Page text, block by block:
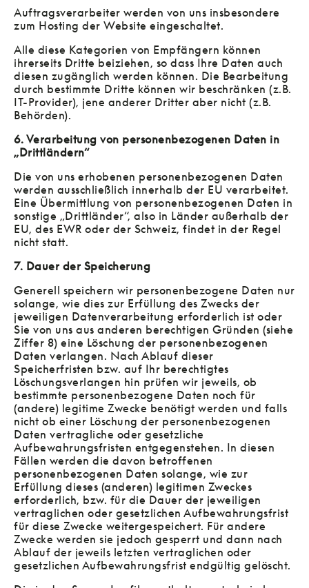
Auftragsverarbeiter werden von uns insbesondere
zum Hosting der Website eingeschaltet.
Alle diese Kategorien von Empfängern können
ihrerseits Dritte beiziehen, so dass Ihre Daten auch
diesen zugänglich werden können. Die Bearbeitung
durch bestimmte Dritte können wir beschränken (z.B.
IT-Provider), jene anderer Dritter aber nicht (z.B.
Behörden).
6. Verarbeitung von personenbezogenen Daten in
„Drittländern“
Die von uns erhobenen personenbezogenen Daten
werden ausschließlich innerhalb der EU verarbeitet.
Eine Übermittlung von personenbezogenen Daten in
sonstige „Drittländer“, also in Länder außerhalb der
EU, des EWR oder der Schweiz, findet in der Regel
nicht statt.
7. Dauer der Speicherung
Generell speichern wir personenbezogene Daten nur
solange, wie dies zur Erfüllung des Zwecks der
jeweiligen Datenverarbeitung erforderlich ist oder
Sie von uns aus anderen berechtigen Gründen (siehe
Ziffer 8) eine Löschung der personenbezogenen
Daten verlangen. Nach Ablauf dieser
Speicherfristen bzw. auf Ihr berechtigtes
Löschungsverlangen hin prüfen wir jeweils, ob
bestimmte personenbezogene Daten noch für
(andere) legitime Zwecke benötigt werden und falls
nicht ob einer Löschung der personenbezogenen
Daten vertragliche oder gesetzliche
Aufbewahrungsfristen entgegenstehen. In diesen
Fällen werden die davon betroffenen
personenbezogenen Daten solange, wie zur
Erfüllung dieses (anderen) legitimen Zweckes
erforderlich, bzw. für die Dauer der jeweiligen
vertraglichen oder gesetzlichen Aufbewahrungsfrist
für diese Zwecke weitergespeichert. Für andere
Zwecke werden sie jedoch gesperrt und dann nach
Ablauf der jeweils letzten vertraglichen oder
gesetzlichen Aufbewahrungsfrist endgültig gelöscht.